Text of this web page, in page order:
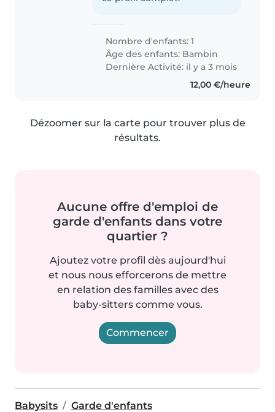
Nombre d'enfants: 1
Âge des enfants: Bambin
Dernière Activité: il y a 3 mois
12,00 €/heure
Dézoomer sur la carte pour trouver plus de
résultats.
Aucune offre d'emploi de
garde d'enfants dans votre
quartier ?
Ajoutez votre profil dès aujourd'hui
et nous nous efforcerons de mettre
en relation des familles avec des
baby-sitters comme vous.
Commencer
Babysits
Garde d'enfants